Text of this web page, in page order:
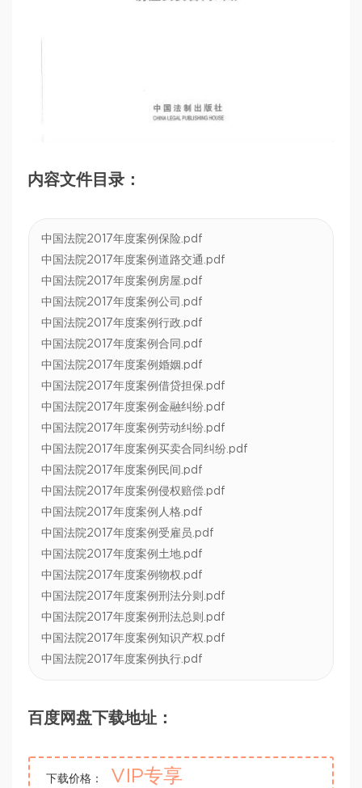
内容文件目录：
中国法院2017年度案例保险.pdf
中国法院2017年度案例道路交通.pdf
中国法院2017年度案例房屋.pdf
中国法院2017年度案例公司.pdf
中国法院2017年度案例行政.pdf
中国法院2017年度案例合同.pdf
中国法院2017年度案例婚姻.pdf
中国法院2017年度案例借贷担保.pdf
中国法院2017年度案例金融纠纷.pdf
中国法院2017年度案例劳动纠纷.pdf
中国法院2017年度案例买卖合同纠纷.pdf
中国法院2017年度案例民间.pdf
中国法院2017年度案例侵权赔偿.pdf
中国法院2017年度案例人格.pdf
中国法院2017年度案例受雇员.pdf
中国法院2017年度案例土地.pdf
中国法院2017年度案例物权.pdf
中国法院2017年度案例刑法分则.pdf
中国法院2017年度案例刑法总则.pdf
中国法院2017年度案例知识产权.pdf
中国法院2017年度案例执行.pdf
百度网盘下载地址：
下载价格： VIP专享